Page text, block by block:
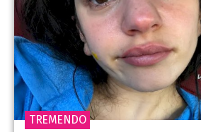
TREMENDO